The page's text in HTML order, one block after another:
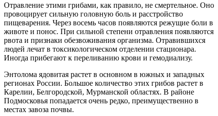
Отравление этими грибами, как правило, не смертельное. Оно
провоцирует сильную головную боль и расстройство
пищеварения. Через восемь часов появляются режущие боли в
животе и понос. При сильной степени отравления появляются
рвота и признаки обезвоживания организма. Отравившихся
людей лечат в токсикологическом отделении стационара.
Иногда прибегают к переливанию крови и гемодиализу.
Энтолома ядовитая растет в основном в южных и западных
регионах России. Большое количество этих грибов растет в
Карелии, Белгородской, Мурманской областях. В районе
Подмосковья попадается очень редко, преимущественно в
местах завоза почвы.